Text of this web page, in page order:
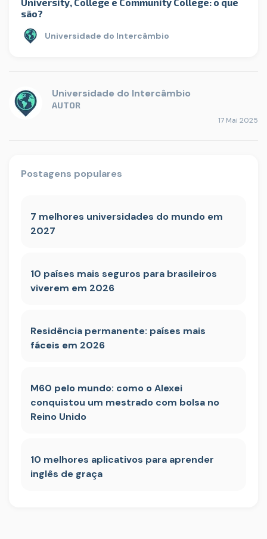
são?
Universidade do Intercâmbio
Universidade do Intercâmbio
AUTOR
17 Mai 2025
Postagens populares
7 melhores universidades do mundo em
2027
10 países mais seguros para brasileiros
viverem em 2026
Residência permanente: países mais
fáceis em 2026
M60 pelo mundo: como o Alexei
conquistou um mestrado com bolsa no
Reino Unido
10 melhores aplicativos para aprender
inglês de graça